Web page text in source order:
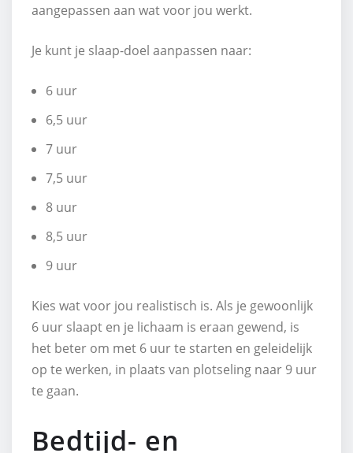
aangepassen aan wat voor jou werkt.
Je kunt je slaap-doel aanpassen naar:
6 uur
6,5 uur
7 uur
7,5 uur
8 uur
8,5 uur
9 uur
Kies wat voor jou realistisch is. Als je gewoonlijk
6 uur slaapt en je lichaam is eraan gewend, is
het beter om met 6 uur te starten en geleidelijk
op te werken, in plaats van plotseling naar 9 uur
te gaan.
Bedtijd- en